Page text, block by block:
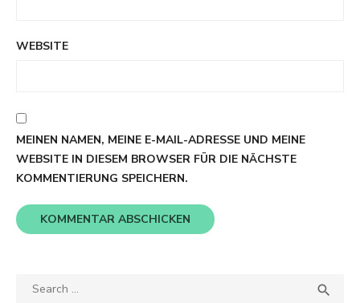
WEBSITE
MEINEN NAMEN, MEINE E-MAIL-ADRESSE UND MEINE
WEBSITE IN DIESEM BROWSER FÜR DIE NÄCHSTE
KOMMENTIERUNG SPEICHERN.
Search
